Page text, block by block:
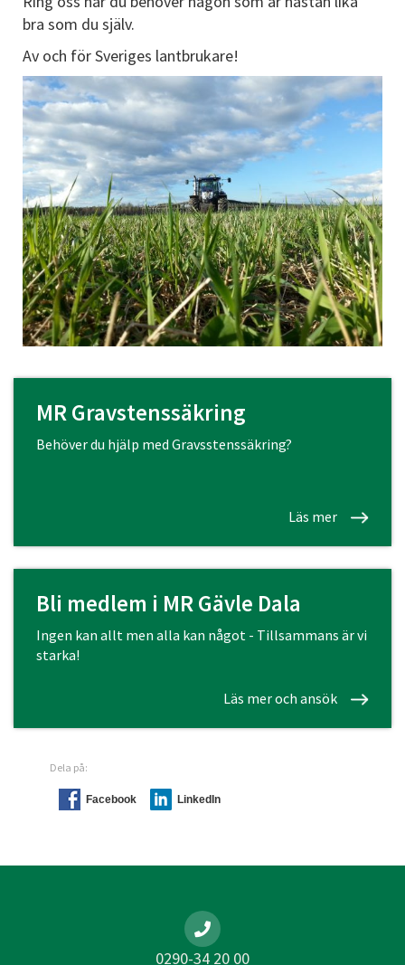
bra som du själv.
Av och för Sveriges lantbrukare!
MR Gravstenssäkring
Behöver du hjälp med Gravsstenssäkring?
Läs mer
Bli medlem i MR Gävle Dala
Ingen kan allt men alla kan något - Tillsammans är vi
starka!
Läs mer och ansök
Dela på:
Facebook LinkedIn
0290-34 20 00